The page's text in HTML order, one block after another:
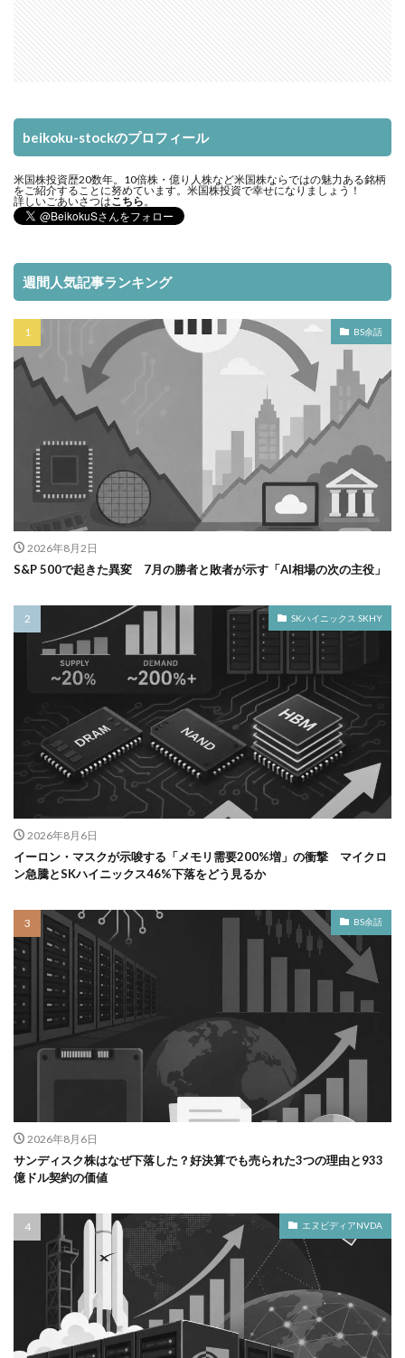
beikoku-stockのプロフィール
米国株投資歴20数年。10倍株・億り人株など米国株ならではの魅力ある銘柄
をご紹介することに努めています。米国株投資で幸せになりましょう！
詳しいごあいさつはこちら。
週間人気記事ランキング
BS余話
2026年8月2日
S&P 500で起きた異変 7月の勝者と敗者が示す「AI相場の次の主役」
SKハイニックス SKHY
2026年8月6日
イーロン・マスクが示唆する「メモリ需要200%増」の衝撃 マイクロ
ン急騰とSKハイニックス46%下落をどう見るか
BS余話
2026年8月6日
サンディスク株はなぜ下落した？好決算でも売られた3つの理由と933
億ドル契約の価値
エヌビディアNVDA